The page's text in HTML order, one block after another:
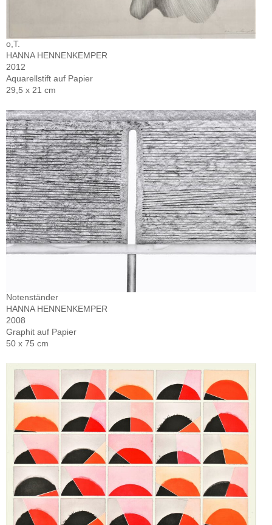
o,T.
HANNA HENNENKEMPER
2012
Aquarellstift auf Papier
29,5 x 21 cm
Notenständer
HANNA HENNENKEMPER
2008
Graphit auf Papier
50 x 75 cm